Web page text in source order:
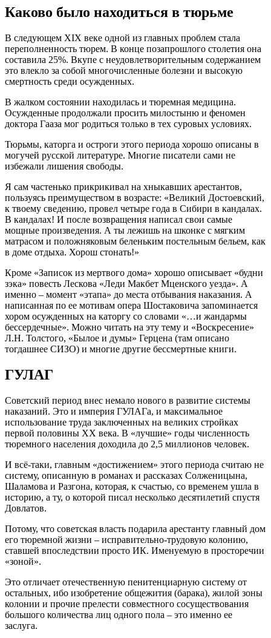
Каково было находиться в тюрьме
В следующем XIX веке одной из главных проблем стала
переполненность тюрем. В конце позапрошлого столетия она
составила 25%. Вкупе с неудовлетворительным содержанием
это влекло за собой многочисленные болезни и высокую
смертность среди осужденных.
В жалком состоянии находилась и тюремная медицина.
Осужденные продолжали просить милостыню и феномен
доктора Гааза мог родиться только в тех суровых условиях.
Тюрьмы, каторга и остроги этого периода хорошо описаны в
могучей русской литературе. Многие писатели сами не
избежали лишения свободы.
Я сам частенько прикрикивал на хныкавших арестантов,
пользуясь преимуществом в возрасте: «Великий Достоевский,
к твоему сведению, провел четыре года в Сибири в кандалах.
В кандалах! И после возвращения написал свои самые
мощные произведения. А ты лежишь на шконке с мягким
матрасом и положняковым беленьким постельным бельем, как
в доме отдыха. Хорош стонать!»
Кроме «Записок из мертвого дома» хорошо описывает «будни
зэка» повесть Лескова «Леди Макбет Мценского уезда». А
именно – момент «этапа» до места отбывания наказания. А
написанная по ее мотивам опера Шостаковича запоминается
хором осужденных на каторгу со словами «…и жандармы
бессердечные». Можно читать на эту тему и «Воскресение»
Л.Н. Толстого, «Былое и думы» Герцена (там описано
тогдашнее СИЗО) и многие другие бессмертные книги.
ГУЛАГ
Советский период внес немало нового в развитие системы
наказаний. Это и империя ГУЛАГа, и максимальное
использование труда заключенных на великих стройках
первой половины ХХ века. В «лучшие» годы численность
тюремного населения доходила до 2,5 миллионов человек.
И всё-таки, главным «достижением» этого периода считаю не
систему, описанную в романах и рассказах Солженицына,
Шаламова и Разгона, которая, к счастью, со временем ушла в
историю, а ту, о которой писал несколько десятилетий спустя
Довлатов.
Потому, что советская власть подарила арестанту главный дом
его тюремной жизни – исправительно-трудовую колонию,
ставшей впоследствии просто ИК. Именуемую в просторечии
«зоной».
Это отличает отечественную пенитенциарную систему от
остальных, ибо изобретение общежития (барака), жилой зоны
колонии и прочие прелести совместного сосуществования
большого количества лиц одного пола – это именно ее
заслуга.